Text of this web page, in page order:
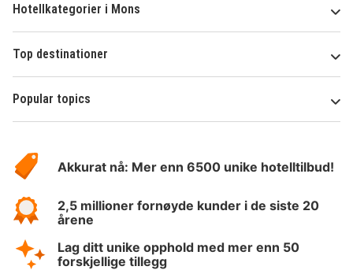
Hotellkategorier i Mons
Top destinationer
Popular topics
Hotelspecials
Akkurat nå: Mer enn 6500 unike hotelltilbud!
2,5 millioner fornøyde kunder i de siste 20
årene
Lag ditt unike opphold med mer enn 50
forskjellige tillegg